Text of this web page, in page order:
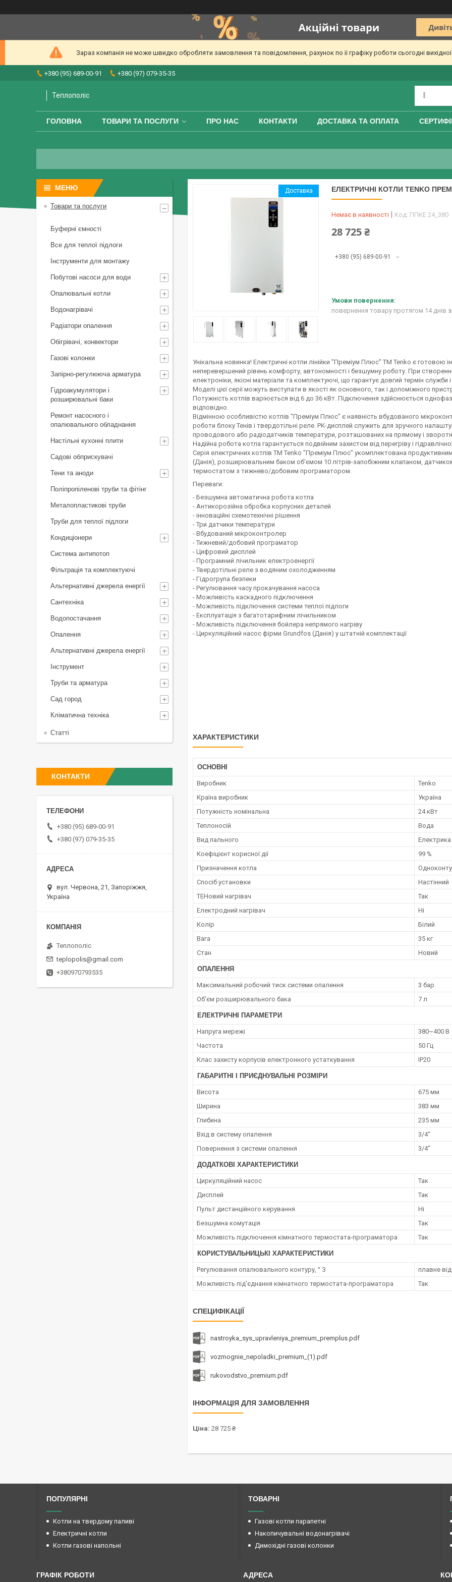
Зараз компанія не може швидко обробляти замовлення та повідомлення, рахунок по її графіку роботи сьогодні
+380 (95) 689-00-91 +380 (97) 079-35-35
Теплополіс
ГОЛОВНА ТОВАРИ ТА ПОСЛУГИ ПРО НАС КОНТАКТИ ДОСТАВКА ТА ОПЛАТА
Доставка ЕЛЕКТРИЧНІ КОТЛИ TENKO
Немає в наявності Код: ППКЕ 24_380
28 725 ₴
+380 (95) 689-00-91
повернення товару протягом 14 днів
Унікальна новинка! Електричні котли лінійки "Преміум Плюс" ТМ Tenko є
неперевершений рівень комфорту, автономності і безшумну роботу. При
електроніки, якісні матеріали та комплектуючі, що гарантує довгий термін служби
Моделі цієї серії можуть виступати в якості як основного, так і допоміжного
Потужність котлів варіюється від 6 до 36 кВт. Підключення здійснюється
відповідно.
Відмінною особливістю котлів "Преміум Плюс" є наявність вбудованого
роботи блоку Тенів і твердотільні реле. РК-дисплей служить для зручного
проводового або радіодатчиків температури, розташованих на прямому і
Надійна робота котла гарантується подвійним захистом від перегріву і
Серія електричних котлів TM Tenko "Преміум Плюс" укомплектована
(Данія), розширювальним баком об'ємом 10 літрів-запобіжним клапаном,
термостатом з тижнево/добовим програматором.
Переваги:
- Безшумна автоматична робота котла
- Антикорозійна обробка корпусних деталей
- інноваційні схемотехнічні рішення
- Три датчики температури
- Вбудований мікроконтролер
- Тижневий/добовий програматор
- Цифровий дисплей
- Програмний лічильник електроенергії
- Твердотільні реле з водяним охолодженням
- Гідрогрупа безпеки
- Регулювання часу прокачування насоса
- Можливість каскадного підключення
- Можливість підключення системи теплої підлоги
- Експлуатація з багатотарифним лічильником
- Можливість підключення бойлера непрямого нагріву
- Циркуляційний насос фірми Grundfos (Данія) у штатній комплектації
ХАРАКТЕРИСТИКИ
ОСНОВНІ
Виробник
Tenko
Країна виробник
Україна
Потужність номінальна
24 кВт
Теплоносій
Вода
Вид пального
Електрика
Коефіцієнт корисної дії
99 %
Призначення котла
Спосіб установки
Настінний
ТЕНовий нагрівач
Так
Електродний нагрівач
Ні
Колір
Білий
Вага
35 кг
Стан
Новий
ОПАЛЕННЯ
Максимальний робочий тиск системи опалення
3 бар
Об'єм розширювального бака
7 л
ЕЛЕКТРИЧНІ ПАРАМЕТРИ
Напруга мережі
380~400 В
Частота
50 Гц
Клас захисту корпусів електронного устаткування
IP20
ГАБАРИТНІ І ПРИЄДНУВАЛЬНІ РОЗМІРИ
Висота
675 мм
Ширина
383 мм
Глибина
235 мм
Вхід в систему опалення
3/4"
Повернення з системи опалення
3/4"
ДОДАТКОВІ ХАРАКТЕРИСТИКИ
Циркуляційний насос
Так
Дисплей
Так
Пульт дистанційного керування
Ні
Безшумна комутація
Так
Можливість підключення кімнатного термостата-програматора
Так
КОРИСТУВАЛЬНИЦЬКІ ХАРАКТЕРИСТИКИ
Регулювання опалювального контуру, ° З
плавне
Можливість під'єднання кімнатного термостата-програматора
Так
СПЕЦИФІКАЦІЇ
nastroyka_sys_upravleniya_premium_premplus.pdf
vozmognie_nepoladki_premium_(1).pdf
rukovodstvo_premium.pdf
ІНФОРМАЦІЯ ДЛЯ ЗАМОВЛЕННЯ
Ціна: 28 725 ₴
Товари та послуги
Буферні ємності
Все для теплої підлоги
Інструменти для монтажу
Побутові насоси для води
Опалювальні котли
Водонагрівачі
Радіатори опалення
Обігрівачі, конвектори
Газові колонки
Запірно-регулююча арматура
Гідроакумулятори і
розширювальні баки
Ремонт насосного і
опалювального обладнання
Настільні кухонні плити
Садові обприскувачі
Тени та аноди
Поліпропіленові труби та фітінг
Металопластикові труби
Труби для теплої підлоги
Кондиціонери
Система антипотоп
Фільтрація та комплектуючі
Альтернативні джерела енергії
Сантехніка
Водопостачання
Опалення
Альтернативні джерела енергії
Інструмент
Труби та арматура
Сад город
Кліматична техніка
Статті
КОНТАКТИ
+380 (95) 689-00-91
+380 (97) 079-35-35
вул. Червона, 21, Запоріжжя,
Україна
Теплополіс
teplopolis@gmail.com
+380970793535
ПОПУЛЯРНІ
Котли на твердому паливі
Електричні котли
Котли газові напольні
ТОВАРНІ
Газові котли парапетні
Накопичувальні водонагрівачі
Димохідні газові колонки
ГРАФІК РОБОТИ